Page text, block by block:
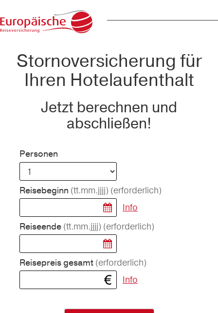
Stornoversicherung für
Ihren Hotelaufenthalt
Jetzt berechnen und
abschließen!
Personen
Reisebeginn (tt.mm.jjjj) (erforderlich)
Info
Reiseende (tt.mm.jjjj) (erforderlich)
Reisepreis gesamt (erforderlich)
Info